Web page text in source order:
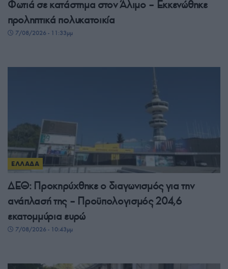
Φωτιά σε κατάστημα στον Άλιμο – Εκκενώθηκε
προληπτικά πολυκατοικία
7/08/2026 - 11:33μμ
ΕΛΛΑΔΑ
ΔΕΘ: Προκηρύχθηκε ο διαγωνισμός για την
ανάπλασή της – Προϋπολογισμός 204,6
εκατομμύρια ευρώ
7/08/2026 - 10:43μμ